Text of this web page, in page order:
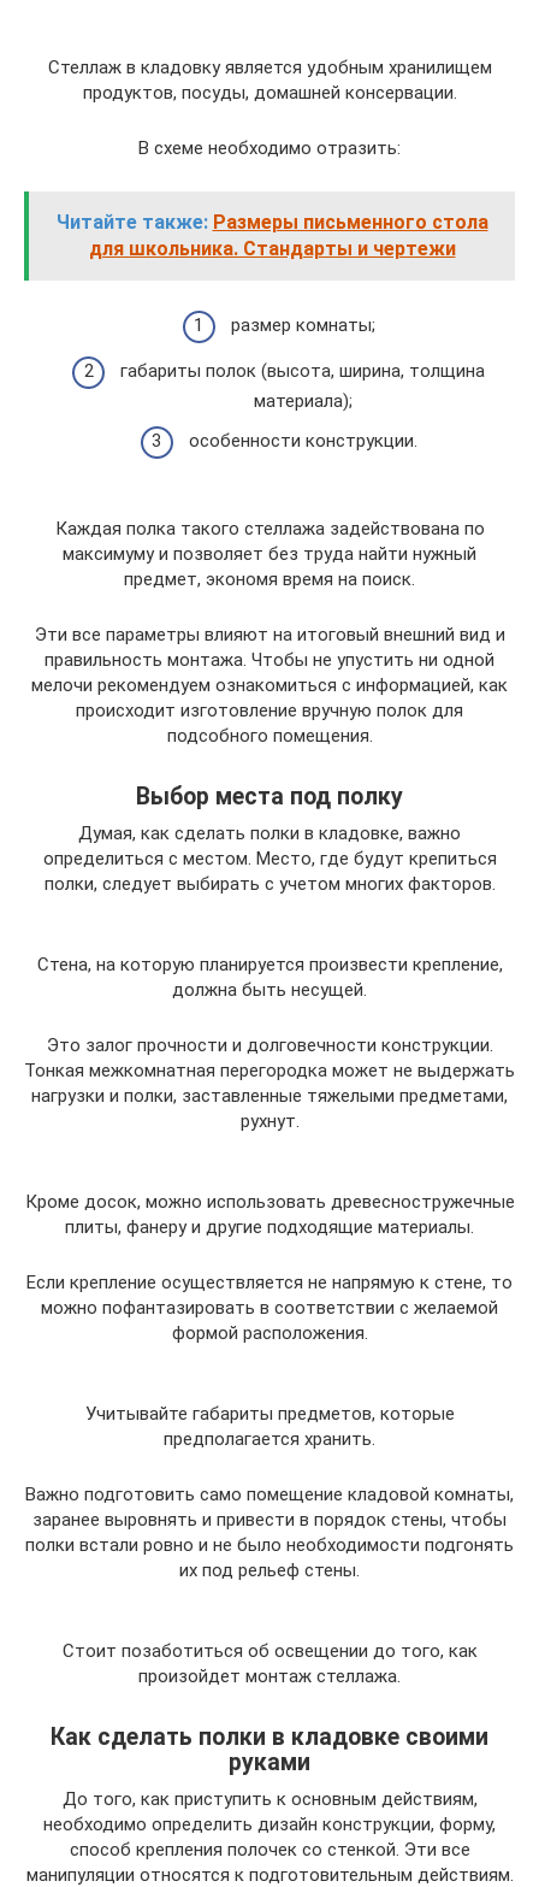
Стеллаж в кладовку является удобным хранилищем
продуктов, посуды, домашней консервации.
В схеме необходимо отразить:
Читайте также: Размеры письменного стола
для школьника. Стандарты и чертежи
размер комнаты;
габариты полок (высота, ширина, толщина
материала);
особенности конструкции.
Каждая полка такого стеллажа задействована по
максимуму и позволяет без труда найти нужный
предмет, экономя время на поиск.
Эти все параметры влияют на итоговый внешний вид и
правильность монтажа. Чтобы не упустить ни одной
мелочи рекомендуем ознакомиться с информацией, как
происходит изготовление вручную полок для
подсобного помещения.
Выбор места под полку
Думая, как сделать полки в кладовке, важно
определиться с местом. Место, где будут крепиться
полки, следует выбирать с учетом многих факторов.
Стена, на которую планируется произвести крепление,
должна быть несущей.
Это залог прочности и долговечности конструкции.
Тонкая межкомнатная перегородка может не выдержать
нагрузки и полки, заставленные тяжелыми предметами,
рухнут.
Кроме досок, можно использовать древесностружечные
плиты, фанеру и другие подходящие материалы.
Если крепление осуществляется не напрямую к стене, то
можно пофантазировать в соответствии с желаемой
формой расположения.
Учитывайте габариты предметов, которые
предполагается хранить.
Важно подготовить само помещение кладовой комнаты,
заранее выровнять и привести в порядок стены, чтобы
полки встали ровно и не было необходимости подгонять
их под рельеф стены.
Стоит позаботиться об освещении до того, как
произойдет монтаж стеллажа.
Как сделать полки в кладовке своими
руками
До того, как приступить к основным действиям,
необходимо определить дизайн конструкции, форму,
способ крепления полочек со стенкой. Эти все
манипуляции относятся к подготовительным действиям.